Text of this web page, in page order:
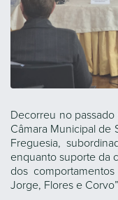
Decorreu no
Câmara Municipal de
Freguesia,
enquanto suporte da
dos
Jorge, Flores e